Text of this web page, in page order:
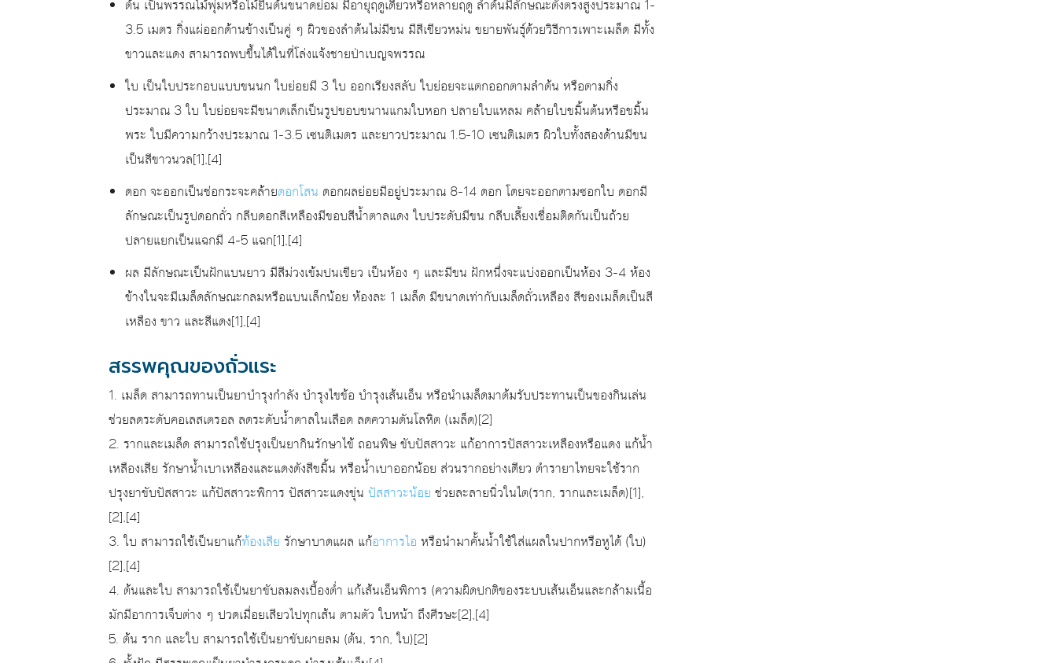
ต้น เป็นพรรณไม้พุ่มหรือไม้ยืนต้นขนาดย่อม มีอายุฤดูเดียวหรือหลายฤดู ลำต้นมีลักษณะตั้งตรงสูงประมาณ 1-
3.5 เมตร กิ่งแผ่ออกด้านข้างเป็นคู่ ๆ ผิวของลำต้นไม่มีขน มีสีเขียวหม่น ขยายพันธุ์ด้วยวิธีการเพาะเมล็ด มีทั้ง
ขาวและแดง สามารถพบขึ้นได้ในที่โล่งแจ้งชายป่าเบญจพรรณ
ใบ เป็นใบประกอบแบบขนนก ใบย่อยมี 3 ใบ ออกเรียงสลับ ใบย่อยจะแตกออกตามลำต้น หรือตามกิ่ง
ประมาณ 3 ใบ ใบย่อยจะมีขนาดเล็กเป็นรูปขอบขนานแกมใบหอก ปลายใบแหลม คล้ายใบขมิ้นต้นหรือขมิ้น
พระ ใบมีความกว้างประมาณ 1-3.5 เซนติเมตร และยาวประมาณ 1.5-10 เซนติเมตร ผิวใบทั้งสองด้านมีขน
เป็นสีขาวนวล[1],[4]
ดอก จะออกเป็นช่อกระจะคล้ายดอกโสน ดอกผลย่อยมีอยู่ประมาณ 8-14 ดอก โดยจะออกตามซอกใบ ดอกมี
ลักษณะเป็นรูปดอกถั่ว กลีบดอกสีเหลืองมีขอบสีน้ำตาลแดง ใบประดับมีขน กลีบเลี้ยงเชื่อมติดกันเป็นถ้วย
ปลายแยกเป็นแฉกมี 4-5 แฉก[1],[4]
ผล มีลักษณะเป็นฝักแบนยาว มีสีม่วงเข้มปนเขียว เป็นห้อง ๆ และมีขน ฝักหนึ่งจะแบ่งออกเป็นห้อง 3-4 ห้อง
ข้างในจะมีเมล็ดลักษณะกลมหรือแบนเล็กน้อย ห้องละ 1 เมล็ด มีขนาดเท่ากับเมล็ดถั่วเหลือง สีของเมล็ดเป็นสี
เหลือง ขาว และสีแดง[1],[4]
สรรพคุณของถั่วแระ
1. เมล็ด สามารถทานเป็นยาบำรุงกำลัง บำรุงไขข้อ บำรุงเส้นเอ็น หรือนำเมล็ดมาต้มรับประทานเป็นของกินเล่น
ช่วยลดระดับคอเลสเตรอล ลดระดับน้ำตาลในเลือด ลดความดันโลหิต (เมล็ด)[2]
2. รากและเมล็ด สามารถใช้ปรุงเป็นยากินรักษาไข้ ถอนพิษ ขับปัสสาวะ แก้อาการปัสสาวะเหลืองหรือแดง แก้น้ำ
เหลืองเสีย รักษาน้ำเบาเหลืองและแดงดังสีขมิ้น หรือน้ำเบาออกน้อย ส่วนรากอย่างเดียว ตำรายาไทยจะใช้ราก
ปรุงยาขับปัสสาวะ แก้ปัสสาวะพิการ ปัสสาวะแดงขุ่น ปัสสาวะน้อย ช่วยละลายนิ่วในไต(ราก, รากและเมล็ด)[1],
[2],[4]
3. ใบ สามารถใช้เป็นยาแก้ท้องเสีย รักษาบาดแผล แก้อาการไอ หรือนำมาคั้นน้ำใช้ใส่แผลในปากหรือหูได้ (ใบ)
[2],[4]
4. ต้นและใบ สามารถใช้เป็นยาขับลมลงเบื้องต่ำ แก้เส้นเอ็นพิการ (ความผิดปกติของระบบเส้นเอ็นและกล้ามเนื้อ
มักมีอาการเจ็บต่าง ๆ ปวดเมื่อยเสียวไปทุกเส้น ตามตัว ใบหน้า ถึงศีรษะ[2],[4]
5. ต้น ราก และใบ สามารถใช้เป็นยาขับผายลม (ต้น, ราก, ใบ)[2]